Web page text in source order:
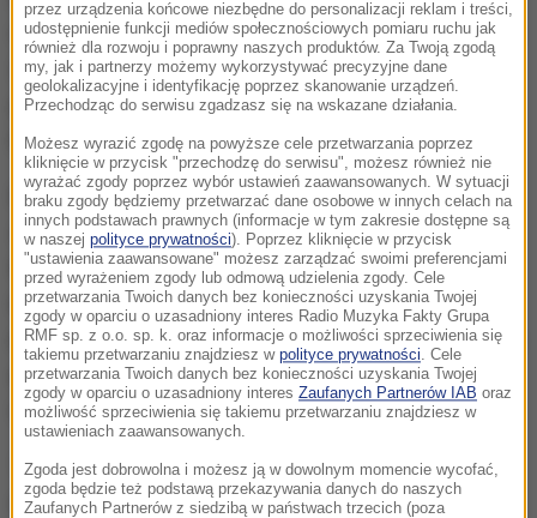
rosyjskiej marynarki wojennej w Bałtijsku 6 czerwca
2022 roku, a następnie 7 czerwca dotarł w miejsce
późniejszych wybuchów na północny wschód od
Bornholmu.
Drugim rosyjskim okrętem wojennym
zlokalizowanym 14 czerwca na tym obszarze jest
86-metrowySibiriakow, który stacjonuje w
Łomonosowie koło Petersburga."Statek przebywał
nad gazociągami w rejonie miejsc sabotażu prawie
dobę, operował z małą prędkością"- zaznaczają
twórcy reportażu.
Trzecią rozpoznaną jednostką jest SB-123- 49-
metrowy holownik należący do rosyjskiej Floty
przez urządzenia końcowe niezbędne do personalizacji reklam i treści,
udostępnienie funkcji mediów społecznościowych pomiaru ruchu jak
również dla rozwoju i poprawny naszych produktów. Za Twoją zgodą
my, jak i partnerzy możemy wykorzystywać precyzyjne dane
geolokalizacyjne i identyfikację poprzez skanowanie urządzeń.
Przechodząc do serwisu zgadzasz się na wskazane działania.
Możesz wyrazić zgodę na powyższe cele przetwarzania poprzez
kliknięcie w przycisk "przechodzę do serwisu", możesz również nie
wyrażać zgody poprzez wybór ustawień zaawansowanych. W sytuacji
braku zgody będziemy przetwarzać dane osobowe w innych celach na
innych podstawach prawnych (informacje w tym zakresie dostępne są
w naszej polityce prywatności). Poprzez kliknięcie w przycisk
"ustawienia zaawansowane" możesz zarządzać swoimi preferencjami
przed wyrażeniem zgody lub odmową udzielenia zgody. Cele
przetwarzania Twoich danych bez konieczności uzyskania Twojej
zgody w oparciu o uzasadniony interes Radio Muzyka Fakty Grupa
RMF sp. z o.o. sp. k. oraz informacje o możliwości sprzeciwienia się
takiemu przetwarzaniu znajdziesz w polityce prywatności. Cele
przetwarzania Twoich danych bez konieczności uzyskania Twojej
zgody w oparciu o uzasadniony interes Zaufanych Partnerów IAB oraz
możliwość sprzeciwienia się takiemu przetwarzaniu znajdziesz w
ustawieniach zaawansowanych.
Zgoda jest dobrowolna i możesz ją w dowolnym momencie wycofać,
zgoda będzie też podstawą przekazywania danych do naszych
Zaufanych Partnerów z siedzibą w państwach trzecich (poza